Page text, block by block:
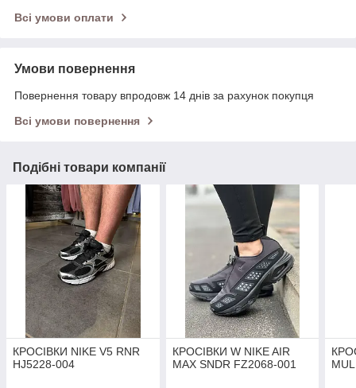
Всі умови оплати
Умови повернення
Повернення товару впродовж 14 днів за рахунок покупця
Всі умови повернення
Подібні товари компанії
КРОСІВКИ NIKE V5 RNR
HJ5228-004
КРОСІВКИ W NIKE AIR
MAX SNDR FZ2068-001